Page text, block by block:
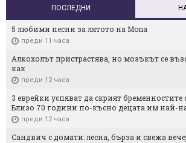
ПОСЛЕДНИ
5 любими песни за лятото на Mona
преди 11 часа
Алкохолът пристрастява, но мозъкът се
как
преди 12 часа
3 еврейки успяват да скрият бременностите
Близо 70 години по-късно децата им най-
преди 12 часа
Сандвич с домати: лесна, бърза и свежа